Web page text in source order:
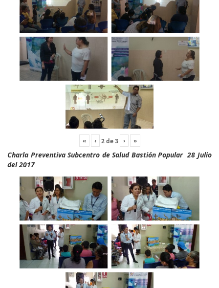
« ‹ 2de3 › »
Charla Preventiva Subcentro de Salud Bastión Popular 28 Julio
del 2017